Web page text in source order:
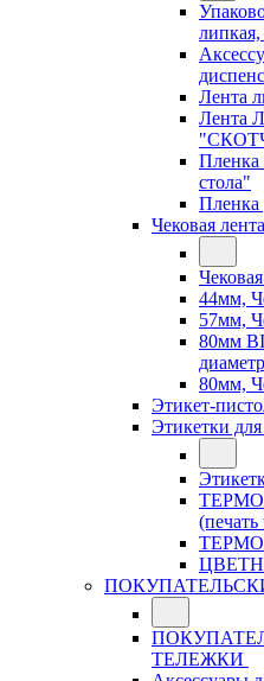
липкая,
Лента
Лента
Пленка
стола"
Чековая
44мм,
57мм,
80мм
80мм,
Этикет-
Этикетки
(печать
ТЕЛЕЖКИ